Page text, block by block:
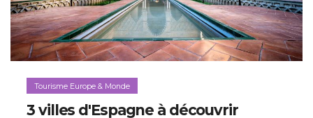
Tourisme Europe & Monde
3 villes d'Espagne à découvrir